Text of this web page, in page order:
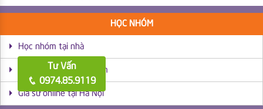
HỌC NHÓM
Học nhóm tại nhà
Học nhóm tại trung tâm
Gia sư online tại Hà Nội
Tư Vấn
0974.85.9119